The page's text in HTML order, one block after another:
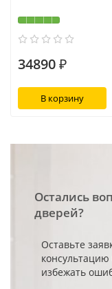
34890 ₽
В корзину
Остались
дверей?
Оставьте
избежать